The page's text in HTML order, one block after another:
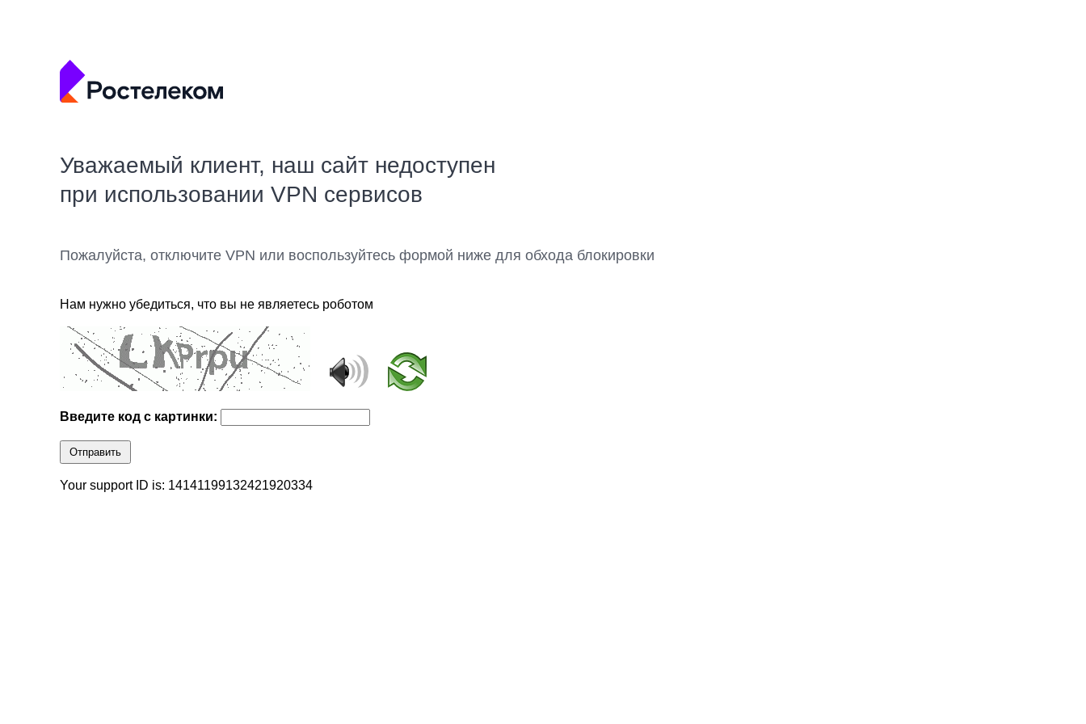
Уважаемый клиент, наш сайт недоступен
при использовании VPN сервисов
Пожалуйста, отключите VPN или воспользуйтесь формой ниже для обхода блокировки
Нам нужно убедиться, что вы не являетесь роботом
Введите код с картинки:
Отправить
Your support ID is: 14141199132421920334